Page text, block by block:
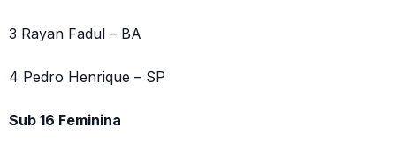
3 Rayan Fadul – BA
4 Pedro Henrique – SP
Sub 16 Feminina